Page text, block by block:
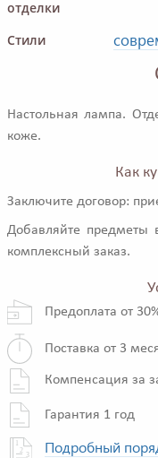
отделки
Стили
Настольная лампа.
коже.
Как
Заключите договор:
Добавляйте предметы
комплексный заказ.
Предоплата от
Поставка от 3
Компенсация за
Гарантия 1 год
Подробный